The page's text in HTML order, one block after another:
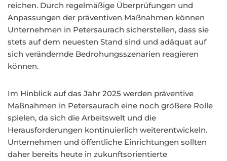
reichen. Durch regelmäßige Überprüfungen und
Anpassungen der präventiven Maßnahmen können
Unternehmen in Petersaurach sicherstellen, dass sie
stets auf dem neuesten Stand sind und adäquat auf
sich verändernde Bedrohungsszenarien reagieren
können.
Im Hinblick auf das Jahr 2025 werden präventive
Maßnahmen in Petersaurach eine noch größere Rolle
spielen, da sich die Arbeitswelt und die
Herausforderungen kontinuierlich weiterentwickeln.
Unternehmen und öffentliche Einrichtungen sollten
daher bereits heute in zukunftsorientierte